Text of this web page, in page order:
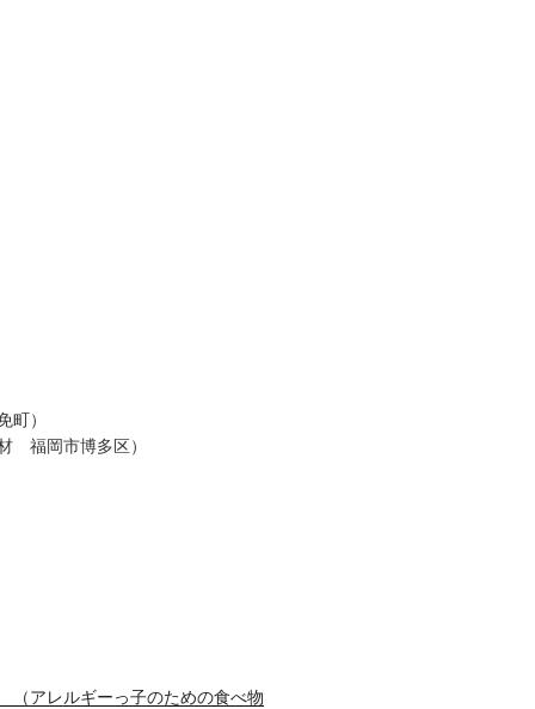
）
福岡市博多区）
ギーっ子のための食べ物